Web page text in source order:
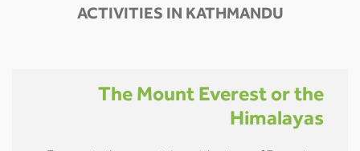
ACTIVITIES IN KATHMANDU
The Mount Everest or the
Himalayas